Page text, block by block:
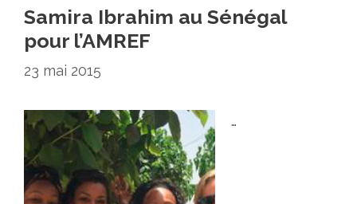
Samira Ibrahim au Sénégal
pour l’AMREF
23 mai 2015
…